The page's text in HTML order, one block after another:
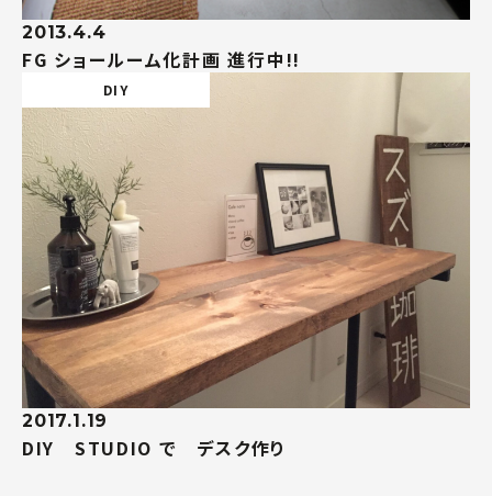
2013.4.4
FG ショールーム化計画 進行中!!
2017.1.19
DIY STUDIO で デスク作り
DIY